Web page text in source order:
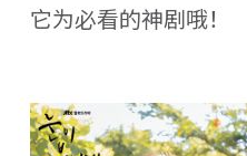
它为必看的神剧哦！